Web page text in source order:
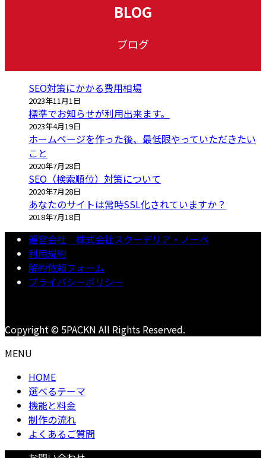
BLOG
ブログ
SEO対策にかかる費用相場
2023年11月1日
標準でお知らせが利用出来ます。
2023年4月19日
ホームページを作った後、最低限やっていただきたい
こと
2020年7月28日
SEO（検索順位）対策について
2020年7月28日
あなたのサイトは常時SSL化されていますか？
2018年7月18日
運営会社 株式会社スクーデリア・ノーベ
利用規約
解約依頼フォーム
プライバシーポリシー
Copyright © 5PACKN All Rights Reserved.
MENU
HOME
選べるテーマ
機能と料金
制作の流れ
よくあるご質問